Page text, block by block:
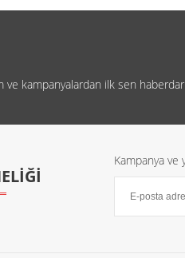
kampanyalardan ilk sen haberdar
Kampanya